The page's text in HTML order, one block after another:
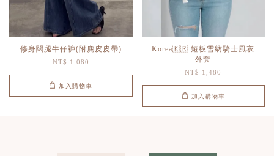
修身闊腿牛仔褲(附麂皮皮帶)
NT$ 1,080
加入購物車
Korea🇰🇷 短板雪紡騎士風衣
外套
NT$ 1,480
加入購物車